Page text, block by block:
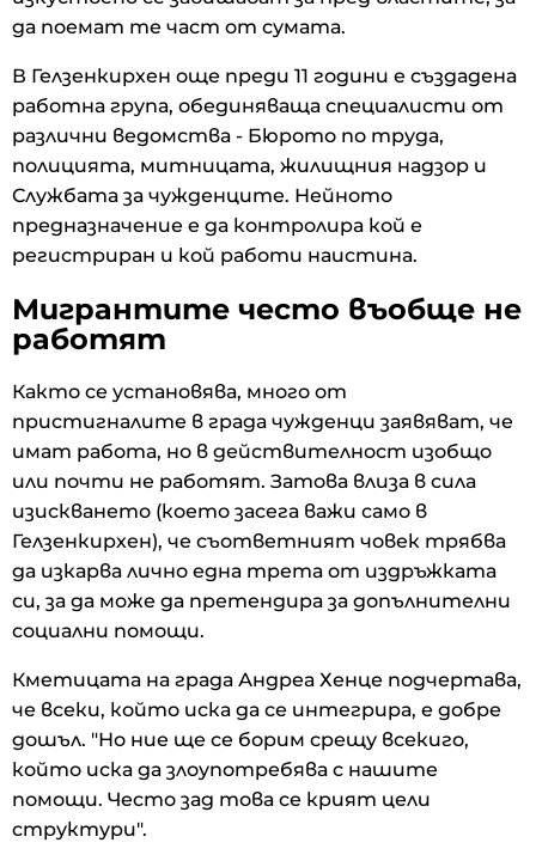
да поемат те част от сумата.
В Гелзенкирхен още преди 11 години е създадена
работна група, обединяваща специалисти от
различни ведомства - Бюрото по труда,
полицията, митницата, жилищния надзор и
Службата за чужденците. Нейното
предназначение е да контролира кой е
регистриран и кой работи наистина.
Мигрантите често въобще не
работят
Както се установява, много от
пристигналите в града чужденци заявяват, че
имат работа, но в действителност изобщо
или почти не работят. Затова влиза в сила
изискването (което засега важи само в
Гелзенкирхен), че съответният човек трябва
да изкарва лично една трета от издръжката
си, за да може да претендира за допълнителни
социални помощи.
Кметицата на града Андреа Хенце подчертава,
че всеки, който иска да се интегрира, е добре
дошъл. "Но ние ще се борим срещу всекиго,
който иска да злоупотребява с нашите
помощи. Често зад това се крият цели
структури".